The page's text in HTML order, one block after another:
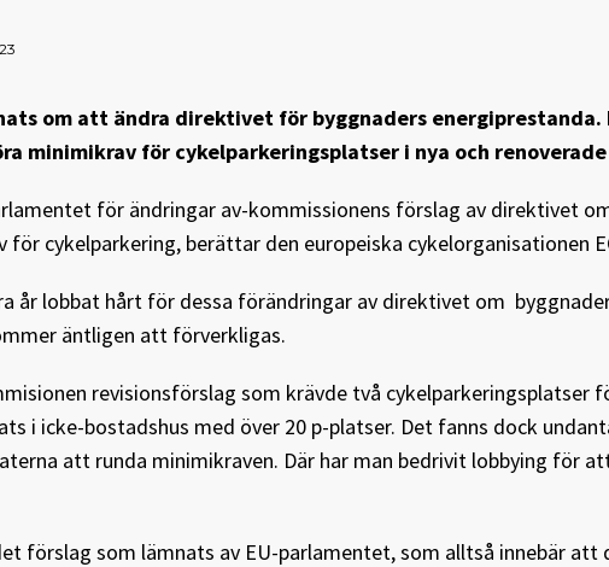
om att ändra direktivet för byggnaders energiprestanda.
minimikrav för cykelparkeringsplatser i nya och
för ändringar av-kommissionens förslag av direktivet
cykelparkering, berättar den europeiska cykelorganisationen
år lobbat hårt för dessa förändringar av direktivet om
äntligen att förverkligas.
revisionsförslag som krävde två cykelparkeringsplatser
i icke-bostadshus med över 20 p-platser. Det fanns dock
att runda minimikraven. Där har man bedrivit lobbying för
förslag som lämnats av EU-parlamentet, som alltså innebär att